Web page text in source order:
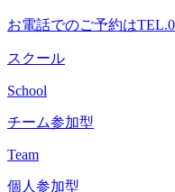
お電話でのご予約は
スクール
School
チーム参加型
Team
個人参加型